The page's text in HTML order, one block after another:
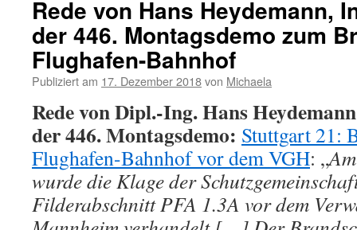
Rede von Hans Heydemann,
der 446. Montagsdemo zum
Flughafen-Bahnhof
Publiziert am 17. Dezember 2018von Michaela
Rede von Dipl.-Ing. Hans
der 446. Montagsdemo: Stuttgart 21:
Flughafen-Bahnhof vor dem VGH: „
wurde die Klage der
Filderabschnitt PFA 1.3A vor dem